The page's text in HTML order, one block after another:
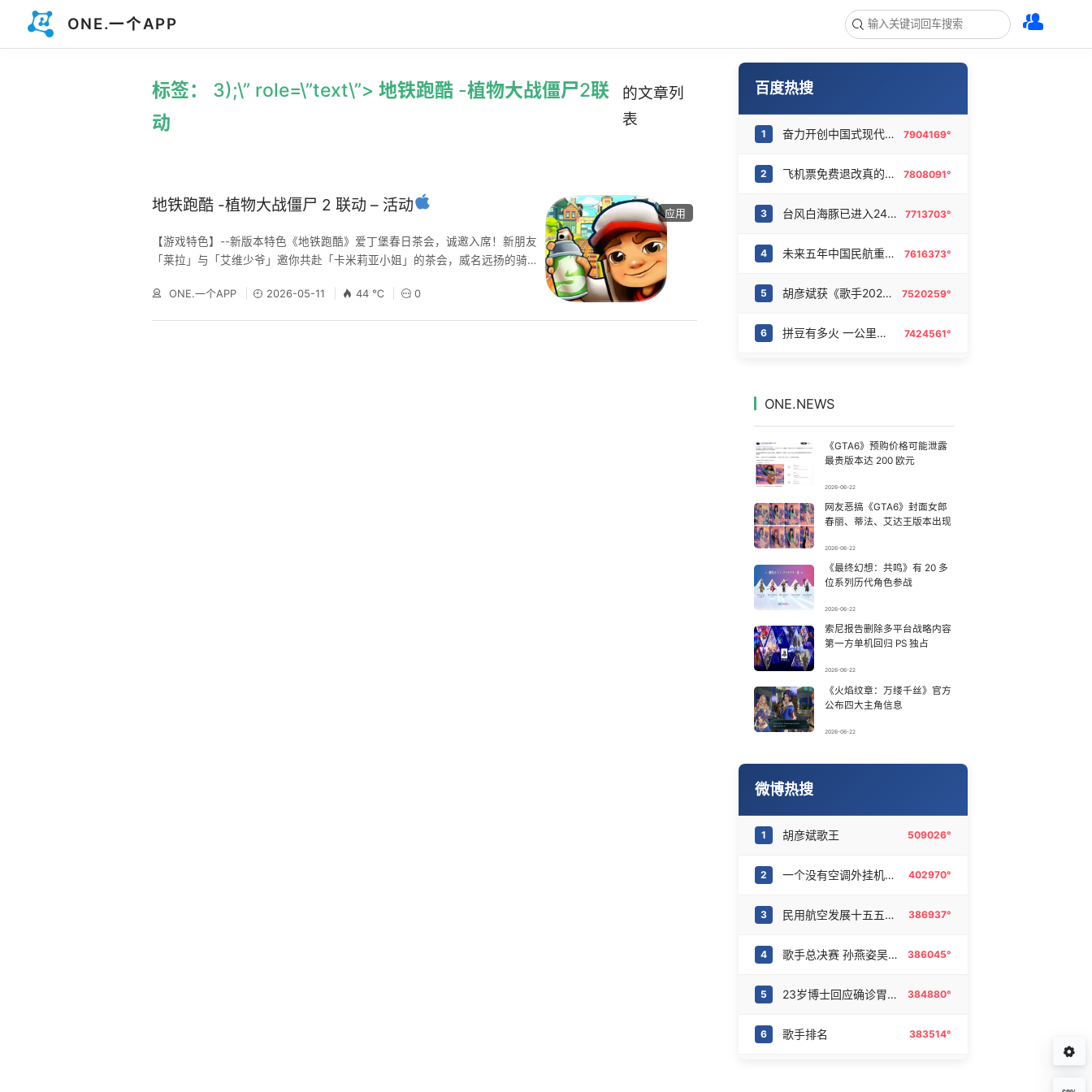
ONE.一个APP
标签： 3);\” role=\”text\”> 地铁跑酷 -植物大战僵尸2联
动
的文章列
表
地铁跑酷 -植物大战僵尸 2 联动 – 活动
【游戏特色】--新版本特色《地铁跑酷》爱丁堡春日茶会，诚邀入席！新朋友
「莱拉」与「艾维少爷」邀你共赴「卡米莉亚小姐」的茶会，威名远扬的骑士
景致，白兔繁花相伴，氛围感拉满！「街头拾音」活动炫酷开启！收集字母可
应用
ONE.一个APP 2026-05-11 44 ℃ 0
百度热搜
1 奋力开创中国式现代化建设新局面 7904169°
2 飞机票免费退改真的来了 7808091°
3 台风白海豚已进入24小时警戒线 7713703°
4 未来五年中国民航重磅规划出炉 7616373°
5 胡彦斌获《歌手2026》歌王 7520259°
6 拼豆有多火 一公里内能有40家店 7424561°
9 商家称1小时被20条差评后门店倒闭 7142319°
11 梁文锋 只想用座机
12 “新疆阿勒泰八月能滑雪”不实 6853044°
13
14 “今天得有40℃了吧 为啥还不预警” 6659528°
15 四川宜宾市高县4.9级地震致1人死亡 6559161°
16
ONE.NEWS
《GTA6》预购价格可能泄露
最贵版本达 200 欧元
2026-06-22
网友恶搞《GTA6》封面女郎
春丽、蒂法、艾达王版本出现
2026-06-22
《最终幻想：共鸣》有 20 多
位系列历代角色参战
2026-06-22
索尼报告删除多平台战略内容
第一方单机回归 PS 独占
2026-06-22
《火焰纹章：万缕千丝》官方
公布四大主角信息
2026-06-22
微博热搜
1 胡彦斌歌王 509026°
2 一个没有空调外挂机的城市 402970°
3 民用航空发展十五五规划 386937°
4 歌手总决赛 孙燕姿吴青峰太伟大了 386045°
5 23岁博士回应确诊胃癌晚期 384880°
6 歌手排名 383514°